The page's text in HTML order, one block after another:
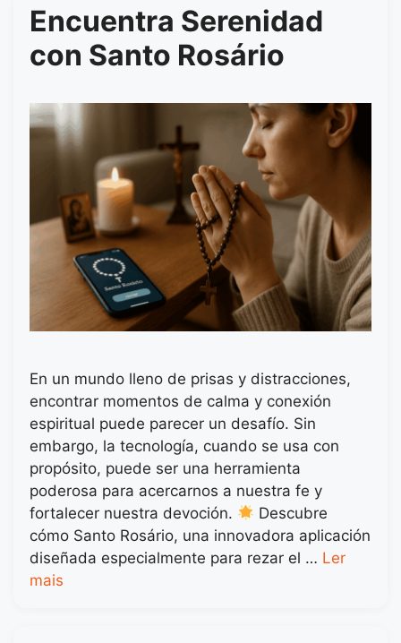
Encuentra Serenidad
con Santo Rosário
En un mundo lleno de prisas y distracciones,
encontrar momentos de calma y conexión
espiritual puede parecer un desafío. Sin
embargo, la tecnología, cuando se usa con
propósito, puede ser una herramienta
poderosa para acercarnos a nuestra fe y
fortalecer nuestra devoción.
Descubre
cómo Santo Rosário, una innovadora aplicación
diseñada especialmente para rezar el … Ler
mais